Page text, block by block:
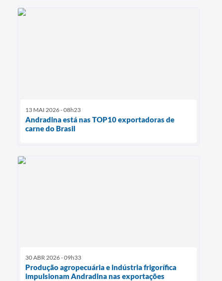
13 MAI 2026 - 08h23
Andradina está nas TOP10 exportadoras de
carne do Brasil
30 ABR 2026 - 09h33
Produção agropecuária e indústria frigorífica
impulsionam Andradina nas exportações